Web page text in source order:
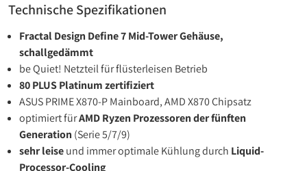
Technische Spezifikationen
Fractal Design Define 7 Mid-Tower Gehäuse,
schallgedämmt
be Quiet! Netzteil für flüsterleisen Betrieb
80 PLUS Platinum zertifiziert
ASUS PRIME X870-P Mainboard, AMD X870 Chipsatz
optimiert fürAMD Ryzen Prozessoren der fünften
Generation (Serie 5/7/9)
sehr leiseund immer optimale Kühlung durch Liquid-
Processor-Cooling